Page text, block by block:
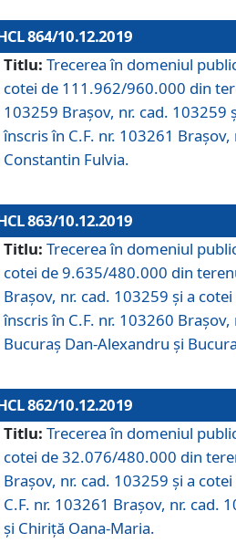
864/10.12.2019
Titlu: Trecerea în domeniul
cotei de 111.962/960.000 din
103259 Brașov, nr. cad. 103259
înscris în C.F. nr. 103261
Constantin Fulvia.
863/10.12.2019
Titlu: Trecerea în domeniul
cotei de 9.635/480.000 din
Brașov, nr. cad. 103259 și a
înscris în C.F. nr. 103260
Bucuraș Dan-Alexandru și
862/10.12.2019
Titlu: Trecerea în domeniul
cotei de 32.076/480.000 din
Brașov, nr. cad. 103259 și a
C.F. nr. 103261 Brașov, nr. cad.
și Chiriță Oana-Maria.